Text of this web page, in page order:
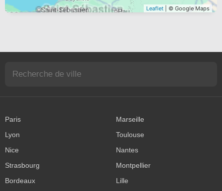
Leaflet | © Google Maps
Paris
Marseille
Lyon
Toulouse
Nice
Nantes
Strasbourg
Montpellier
Bordeaux
Lille